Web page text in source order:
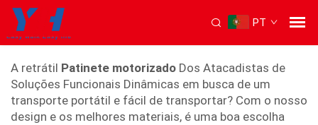
PT
scooter motorizado dobrável
A retrátil Patinete motorizado Dos Atacadistas de
Soluções Funcionais Dinâmicas em busca de um
transporte portátil e fácil de transportar? Com o nosso
design e os melhores materiais, é uma boa escolha